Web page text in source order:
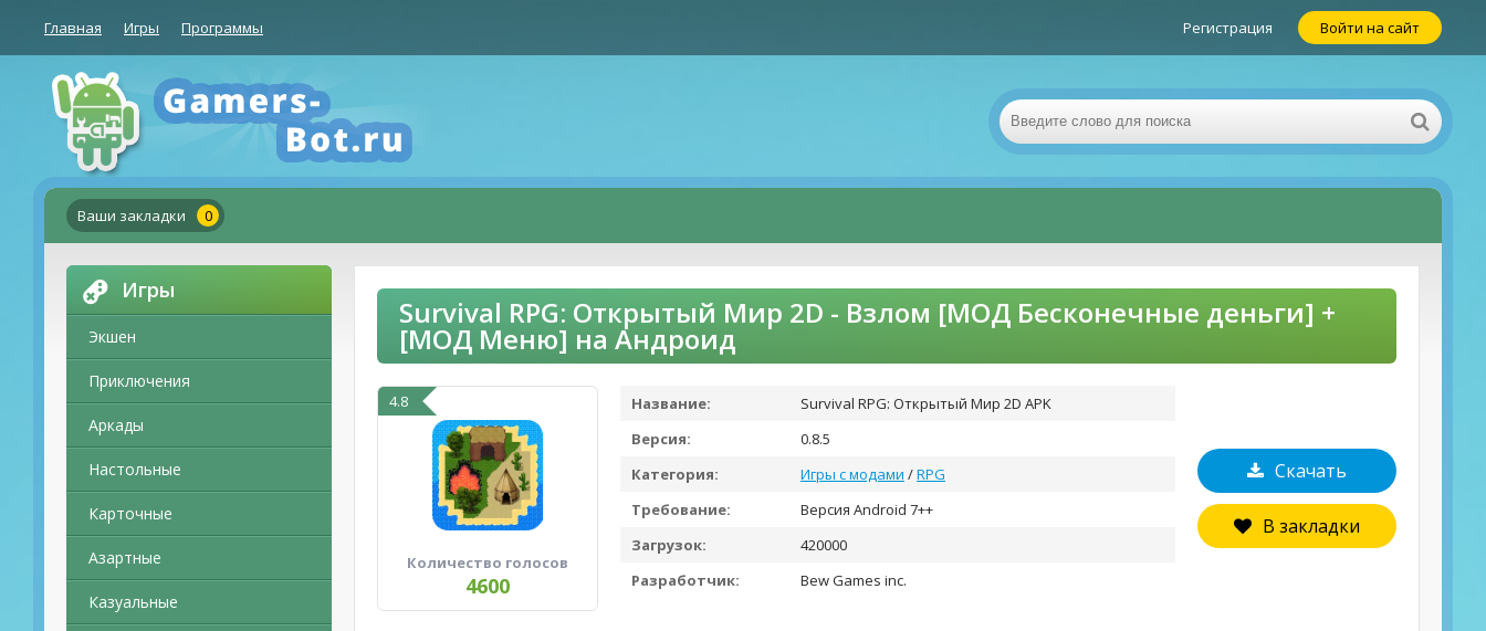
Главная Игры Программы Регистрация Войти на сайт
Ваши закладки 0
Игры
Экшен
Приключения
Аркады
Настольные
Карточные
Азартные
Казуальные
Survival RPG: Открытый Мир 2D - Взлом [МОД Бесконечные деньги] +
[МОД Меню] на Андроид
4.8
Количество голосов
4600
Скачать
В закладки
Название:
Survival RPG: Открытый Мир 2D APK
Версия:
0.8.5
Категория:
Игры с модами /RPG
Требование:
Версия Android 7++
Загрузок:
420000
Разработчик:
Bew Games inc.